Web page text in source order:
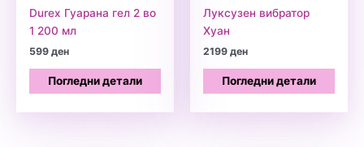
Durex Гуарана гел 2 во
1 200 мл
599ден
Погледни детали
Луксузен вибратор
Хуан
2199ден
Погледни детали